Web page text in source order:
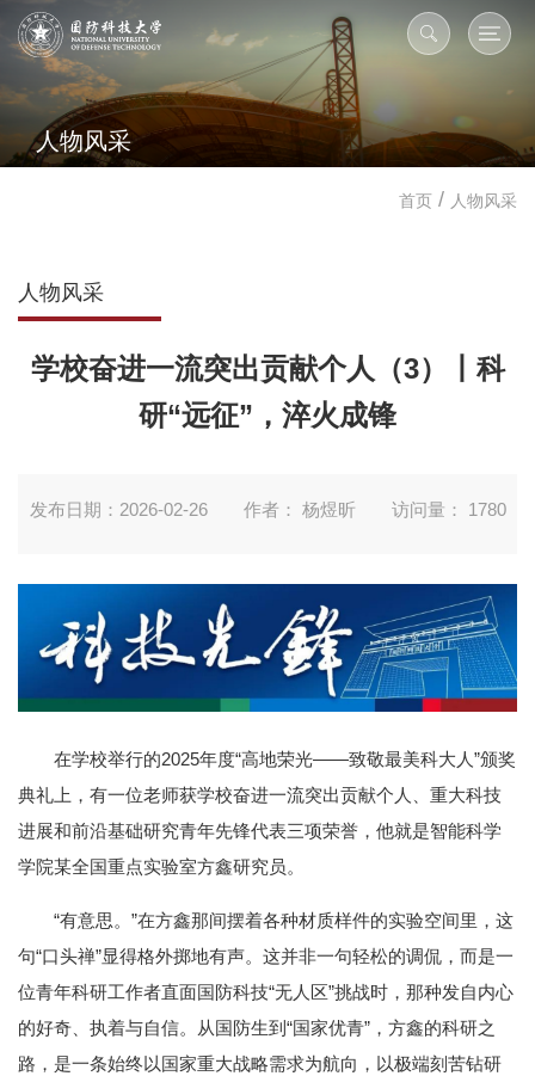
人物风采
首页 / 人物风采
人物风采
学校奋进一流突出贡献个人（3）丨科
研“远征”，淬火成锋
发布日期：2026-02-26 作者： 杨煜昕 访问量： 1780
在学校举行的2025年度“高地荣光——致敬最美科大人”颁奖
典礼上，有一位老师获学校奋进一流突出贡献个人、重大科技
进展和前沿基础研究青年先锋代表三项荣誉，他就是智能科学
学院某全国重点实验室方鑫研究员。
“有意思。”在方鑫那间摆着各种材质样件的实验空间里，这
句“口头禅”显得格外掷地有声。这并非一句轻松的调侃，而是一
位青年科研工作者直面国防科技“无人区”挑战时，那种发自内心
的好奇、执着与自信。从国防生到“国家优青”，方鑫的科研之
路，是一条始终以国家重大战略需求为航向，以极端刻苦钻研